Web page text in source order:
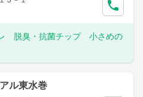
脱臭・抗菌チップ 小さめの
ル東水巻